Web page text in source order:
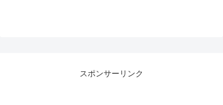
スポンサーリンク